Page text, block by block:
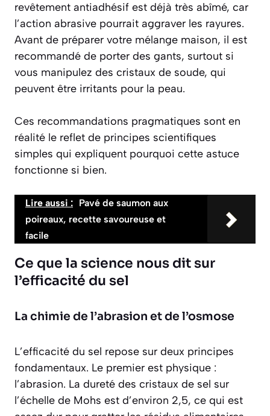
revêtement antiadhésif est déjà très abîmé, car
l’action abrasive pourrait aggraver les rayures.
Avant de préparer votre mélange maison, il est
recommandé de porter des gants, surtout si
vous manipulez des cristaux de soude, qui
peuvent être irritants pour la peau.
Ces recommandations pragmatiques sont en
réalité le reflet de principes scientifiques
simples qui expliquent pourquoi cette astuce
fonctionne si bien.
Lire aussi : Pavé de saumon aux
poireaux, recette savoureuse et
facile
Ce que la science nous dit sur
l’efficacité du sel
La chimie de l’abrasion et de l’osmose
L’efficacité du sel repose sur deux principes
fondamentaux. Le premier est physique :
l’abrasion. La dureté des cristaux de sel sur
l’échelle de Mohs est d’environ 2,5, ce qui est